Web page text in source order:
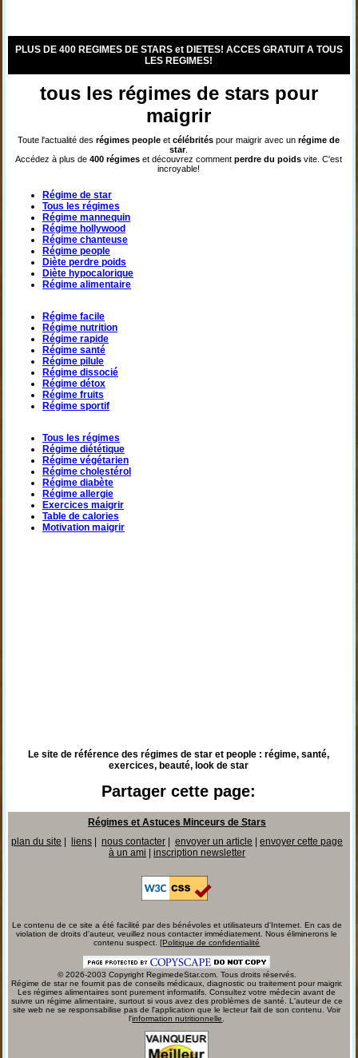
PLUS DE 400 REGIMES DE STARS et DIETES! ACCES GRATUIT A TOUS
LES REGIMES!
tous les régimes de stars pour
maigrir
Toute l'actualité desrégimespeopleetcélébrités pour maigrir avec unrégime de
star.
Accédez à plus de400 régimeset découvrez commentperdre du poidsvite. C'est
incroyable!
Régime de star
Tous les régimes
Régime mannequin
Régime hollywood
Régime chanteuse
Régime people
Diète perdre poids
Diète hypocalorique
Régime alimentaire
Régime facile
Régime nutrition
Régime rapide
Régime santé
Régime pilule
Régime dissocié
Régime détox
Régime fruits
Régime sportif
Tous les régimes
Régime diététique
Régime végétarien
Régime cholestérol
Régime diabète
Régime allergie
Exercices maigrir
Table de calories
Motivation maigrir
Le site de référence des régimes de star et people : régime, santé,
exercices, beauté, look de star
Partager cette page:
Régimes et Astuces Minceurs de Stars
plan du site
liens| nous contacter| envoyer un article
envoyer cette page
à un ami
inscription newsletter
Le contenu de ce site a été facilité par des bénévoles et utilisateurs d'Internet. En cas de
violation de droits d'auteur, veuillez nous contacter immédiatement. Nous éliminerons le
contenu suspect. [Politique de confidentialité
© 2026-2003 Copyright RegimedeStar.com. Tous droits réservés.
Régime de star ne fournit pas de conseils médicaux, diagnostic ou traitement pour maigrir.
Les régimes alimentaires sont purement informatifs. Consultez votre médecin avant de
suivre un régime alimentaire, surtout si vous avez des problèmes de santé. L'auteur de ce
site web ne se responsabilise pas de l'application que le lecteur fait de son contenu. Voir
l'information nutritionnelle